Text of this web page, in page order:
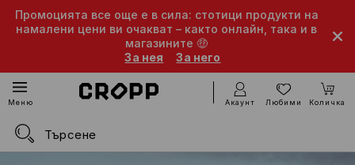
Промоцията все още е в сила: стотици продукти на
намалени цени ви очакват – както онлайн, така и в
магазините 🤑
За нея
За него
Меню Акаунт Любими Количка